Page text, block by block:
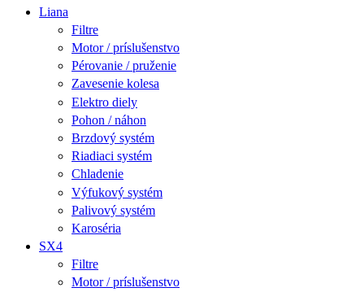
Liana
Filtre
Motor / príslušenstvo
Pérovanie / pruženie
Zavesenie kolesa
Elektro diely
Pohon / náhon
Brzdový systém
Riadiaci systém
Chladenie
Výfukový systém
Palivový systém
Karoséria
SX4
Filtre
Motor / príslušenstvo